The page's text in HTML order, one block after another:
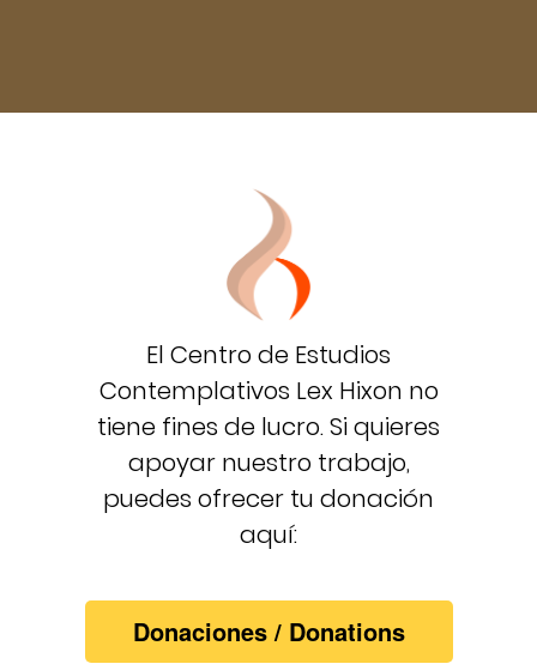
El Centro de Estudios
Contemplativos Lex Hixon no
tiene fines de lucro. Si quieres
apoyar nuestro trabajo,
puedes ofrecer tu donación
aquí: